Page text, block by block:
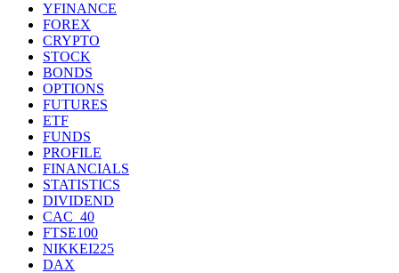
YFINANCE
FOREX
CRYPTO
STOCK
BONDS
OPTIONS
FUTURES
ETF
FUNDS
PROFILE
FINANCIALS
STATISTICS
DIVIDEND
CAC_40
FTSE100
NIKKEI225
DAX